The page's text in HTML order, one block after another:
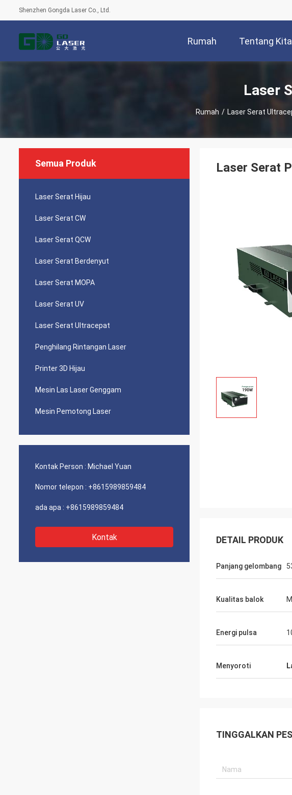
Shenzhen Gongda Laser Co., Ltd.
Rumah Tentang Kita
Laser
Rumah / Laser Serat
Semua Produk
Laser Serat Hijau
Laser Serat CW
Laser Serat QCW
Laser Serat Berdenyut
Laser Serat MOPA
Laser Serat UV
Laser Serat Ultracepat
Penghilang Rintangan Laser
Printer 3D Hijau
Mesin Las Laser Genggam
Mesin Pemotong Laser
Kontak Person : Michael Yuan
Nomor telepon : +8615989859484
ada apa : +8615989859484
Kontak
Laser Serat
DETAIL PRODUK
Panjang gelombang
Kualitas balok
Energi pulsa
Menyoroti
TINGGALKAN